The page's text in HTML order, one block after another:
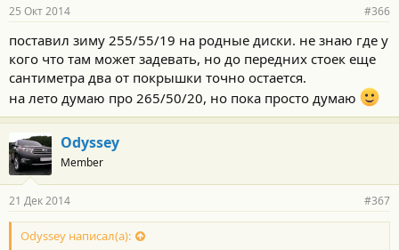
25 Окт 2014 #366
поставил зиму 255/55/19 на родные диски. не знаю где у
кого что там может задевать, но до передних стоек еще
сантиметра два от покрышки точно остается.
на лето думаю про 265/50/20, но пока просто думаю
Odyssey
Member
21 Дек 2014 #367
Odyssey написал(а):